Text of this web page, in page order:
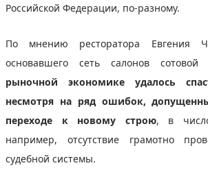
Российской Федерации, по-разному.
По мнению ресторатора Евгения
основавшего сеть салонов сотовой
рыночной экономике удалось
несмотря на ряд ошибок,
переходе к новому строю, в
например, отсутствие грамотно
судебной системы.